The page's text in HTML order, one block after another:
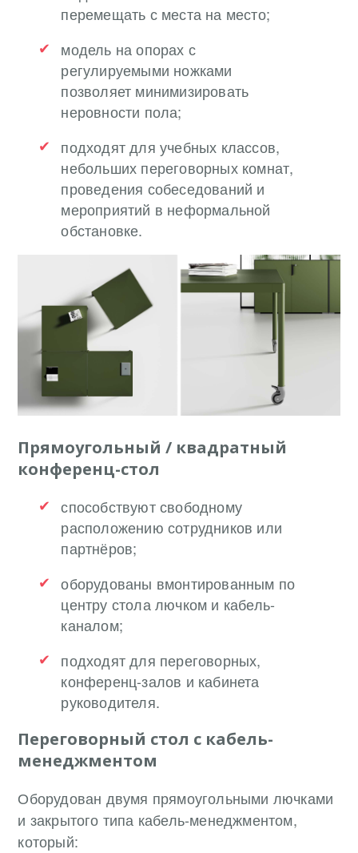
перемещать с места на место;
модель на опорах с
регулируемыми ножками
позволяет минимизировать
неровности пола;
подходят для учебных классов,
небольших переговорных комнат,
проведения собеседований и
мероприятий в неформальной
обстановке.
Прямоугольный / квадратный
конференц-стол
способствуют свободному
расположению сотрудников или
партнёров;
оборудованы вмонтированным по
центру стола лючком и кабель-
каналом;
подходят для переговорных,
конференц-залов и кабинета
руководителя.
Переговорный стол с кабель-
менеджментом
Оборудован двумя прямоугольными лючками
и закрытого типа кабель-менеджментом,
который: